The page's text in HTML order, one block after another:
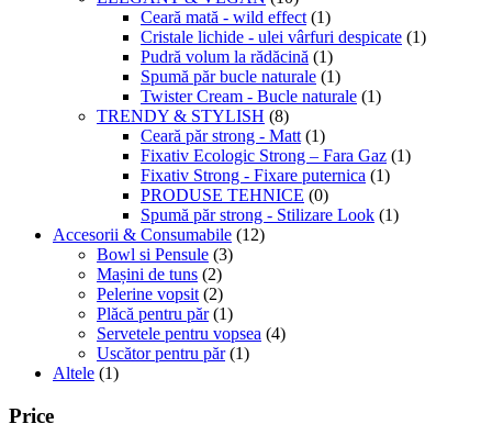
Ceară mată - wild effect (1)
Cristale lichide - ulei vârfuri despicate (1)
Pudră volum la rădăcină (1)
Spumă păr bucle naturale (1)
Twister Cream - Bucle naturale (1)
TRENDY & STYLISH (8)
Ceară păr strong - Matt (1)
Fixativ Ecologic Strong – Fara Gaz (1)
Fixativ Strong - Fixare puternica (1)
PRODUSE TEHNICE (0)
Spumă păr strong - Stilizare Look (1)
Accesorii & Consumabile (12)
Bowl si Pensule (3)
Mașini de tuns (2)
Pelerine vopsit (2)
Plăcă pentru păr (1)
Servetele pentru vopsea (4)
Uscător pentru păr (1)
Altele (1)
Price